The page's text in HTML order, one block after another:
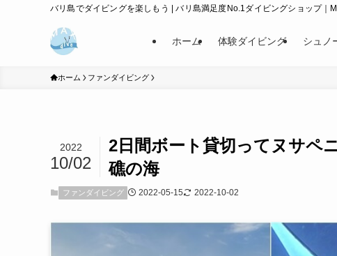
バリ島でダイビングを楽しもう | バリ島満足度No.1ダイビングショップ｜
ホーム 体験ダイビング シュノ
ホーム ファンダイビング
2日間ボート貸切ってヌサペ
礁の海
2022
10/02
ファンダイビング 2022-05-15 2022-10-02